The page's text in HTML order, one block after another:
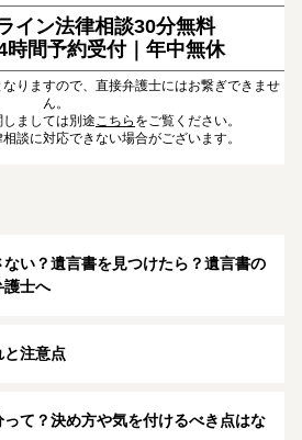
イン法律相談30分無料
間予約受付｜ 年中無休
りますので、直接弁護士にはお繋ぎできませ
ん。
ましては別途こちら をご覧ください。
談に対応できない場合がございます。
い？遺言書を見つけたら？遺言書の
護士へ
と注意点
て？決め方や気を付けるべき点はな